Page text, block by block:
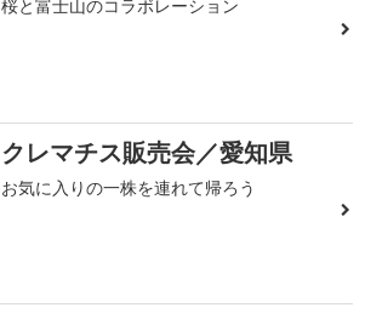
桜と富士山のコラボレーション
クレマチス販売会／愛知県
お気に入りの一株を連れて帰ろう